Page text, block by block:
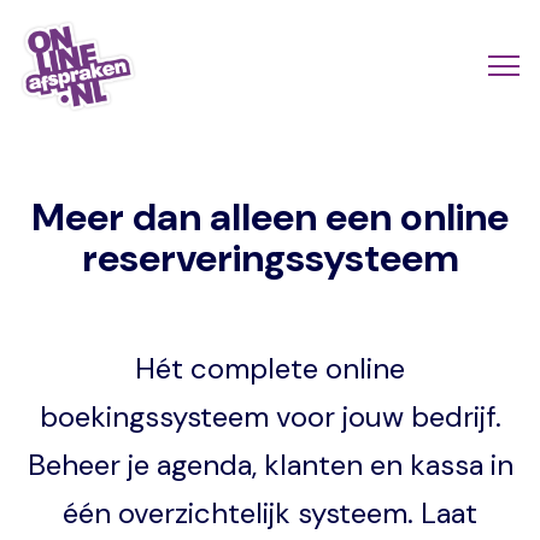
Naar
hoofdinhoud
Meer dan alleen een online
reserveringssysteem
Hét complete online
boekingssysteem voor jouw bedrijf.
Beheer je agenda, klanten en kassa in
één overzichtelijk systeem. Laat